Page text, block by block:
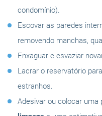
condomínio).
Escovar as paredes
removendo manchas,
Enxaguar e esvaziar
Lacrar o reservatório
estranhos.
Adesivar ou colocar uma